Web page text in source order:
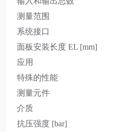
测量范围
系统接口
面板安装长度 EL [mm]
应用
特殊的性能
测量元件
介质
抗压强度 [bar]